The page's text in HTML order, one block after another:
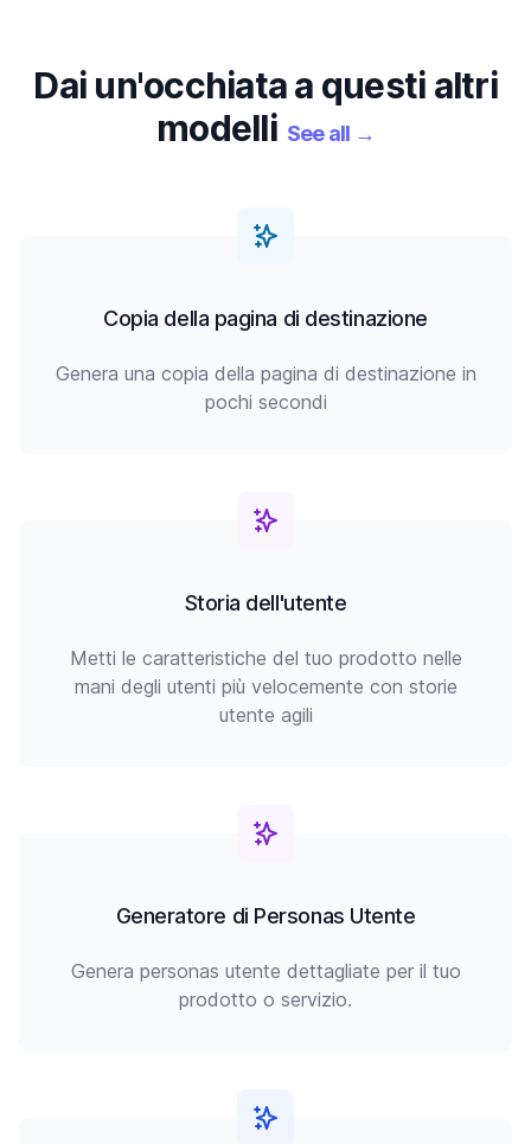
Dai un'occhiata a questi altri
modelli See all →
Copia della pagina di destinazione
Genera una copia della pagina di destinazione in
pochi secondi
Storia dell'utente
Metti le caratteristiche del tuo prodotto nelle
mani degli utenti più velocemente con storie
utente agili
Generatore di Personas Utente
Genera personas utente dettagliate per il tuo
prodotto o servizio.